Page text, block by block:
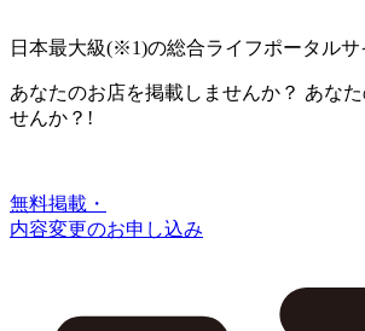
日本最大級(※1)の総合ライフポータルサ
あなたのお店を掲載しませんか？ あな
せんか？!
無料掲載・
内容変更のお申し込み